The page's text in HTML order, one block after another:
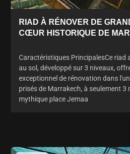
RIAD À RÉNOVER DE
CŒUR HISTORIQUE DE
Caractéristiques PrincipalesCe riad
au sol, développé sur 3 niveaux,
exceptionnel de rénovation dans
prisés de Marrakech, à seulement 3
mythique place Jemaa